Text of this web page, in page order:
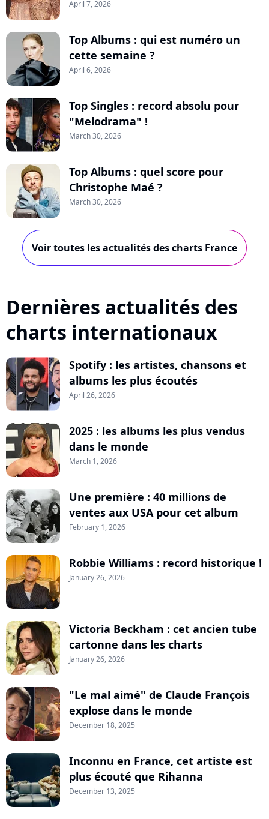
April 7, 2026
Top Albums : qui est numéro un
cette semaine ?
April 6, 2026
Top Singles : record absolu pour
"Melodrama" !
March 30, 2026
Top Albums : quel score pour
Christophe Maé ?
March 30, 2026
Voir toutes les actualités des charts France
Dernières actualités des
charts internationaux
Spotify : les artistes, chansons et
albums les plus écoutés
April 26, 2026
2025 : les albums les plus vendus
dans le monde
March 1, 2026
Une première : 40 millions de
ventes aux USA pour cet album
February 1, 2026
Robbie Williams : record historique !
January 26, 2026
Victoria Beckham : cet ancien tube
cartonne dans les charts
January 26, 2026
"Le mal aimé" de Claude François
explose dans le monde
December 18, 2025
Inconnu en France, cet artiste est
plus écouté que Rihanna
December 13, 2025